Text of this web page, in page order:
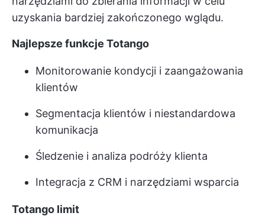
uzyskania bardziej zakończonego wglądu.
Najlepsze funkcje Totango
Monitorowanie kondycji i zaangażowania
klientów
Segmentacja klientów i niestandardowa
komunikacja
Śledzenie i analiza podróży klienta
Integracja z CRM i narzędziami wsparcia
Totango limit